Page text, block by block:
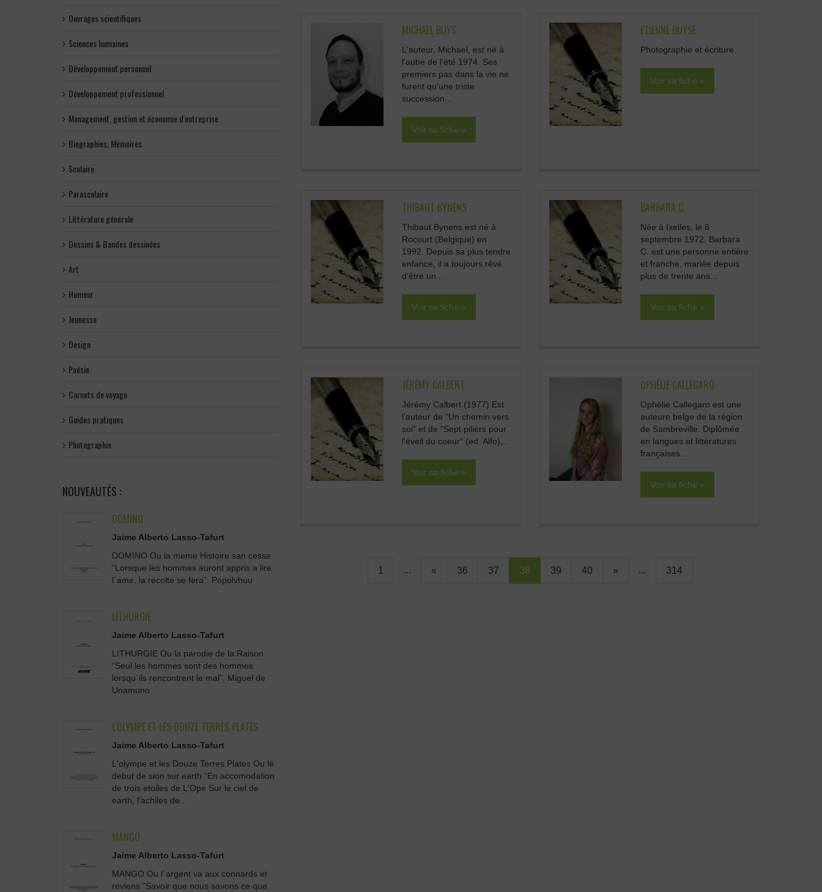
Ouvrages scientifiques
Sciences humaines
Développement personnel
Développement professionnel
Management, gestion et économie d'entreprise
Biographies, Mémoires
Scolaire
Parascolaire
Littérature générale
Dessins & Bandes dessinées
Art
Humour
Jeunesse
Design
Poésie
Carnets de voyage
Guides pratiques
Photographie
NOUVEAUTÉS :
DOMINO
Jaime Alberto Lasso-Tafurt
DOMINO Ou la meme Histoire san cesse
“Lorsque les hommes auront appris a lire
l`ame, la recolte se fera”. Popolvhuu
LITHURGIE
Jaime Alberto Lasso-Tafurt
LITHURGIE Ou la parodie de la Raison
“Seul les hommes sont des hommes
lorsqu`ils rencontrent le mal”. Miguel de
Unamuno
L'OLYMPE ET LES DOUZE TERRES PLATES
Jaime Alberto Lasso-Tafurt
L'olympe et les Douze Terres Plates Ou lé
debut de sion sur earth “En accomodation
de trois etoiles de L'Ope Sur le ciel de
earth, l'achiles de...
MANGO
Jaime Alberto Lasso-Tafurt
MANGO Ou l`argent va aux connards et
reviens "Savoir que nous savons ce que
MICHAEL BUYS
L'auteur, Michael, est né à
l'aube de l'été 1974. Ses
premiers pas dans la vie ne
furent qu'une triste
succession...
Voir sa fiche »
ETIENNE BUYSE
Photographie et écriture.
Voir sa fiche »
THIBAUT BYNENS
Thibaut Bynens est né à
Rocourt (Belgique) en
1992. Depuis sa plus tendre
enfance, il a toujours rêvé
d’être un...
Voir sa fiche »
BARBARA C.
Née à Ixelles, le 8
septembre 1972, Barbara
C. est une personne entière
et franche, mariée depuis
plus de trente ans...
Voir sa fiche »
JÉRÉMY CALBERT
Jérémy Calbert (1977) Est
l'auteur de "Un chemin vers
soi" et de "Sept piliers pour
l'éveil du coeur" (ed. Alfo),...
Voir sa fiche »
OPHÉLIE CALLEGARO
Ophélie Callegaro est une
auteure belge de la région
de Sambreville. Diplômée
en langues et littératures
françaises...
Voir sa fiche »
1 ... « 36 37 38 39 40 » ... 314